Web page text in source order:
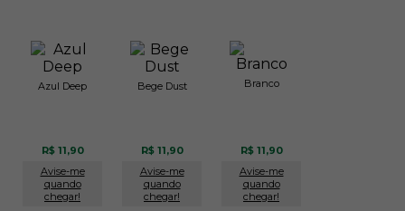
Azul Deep
R$ 11,90
Avise-me
quando
chegar!
Bege Dust
R$ 11,90
Avise-me
quando
chegar!
Branco
R$ 11,90
Avise-me
quando
chegar!